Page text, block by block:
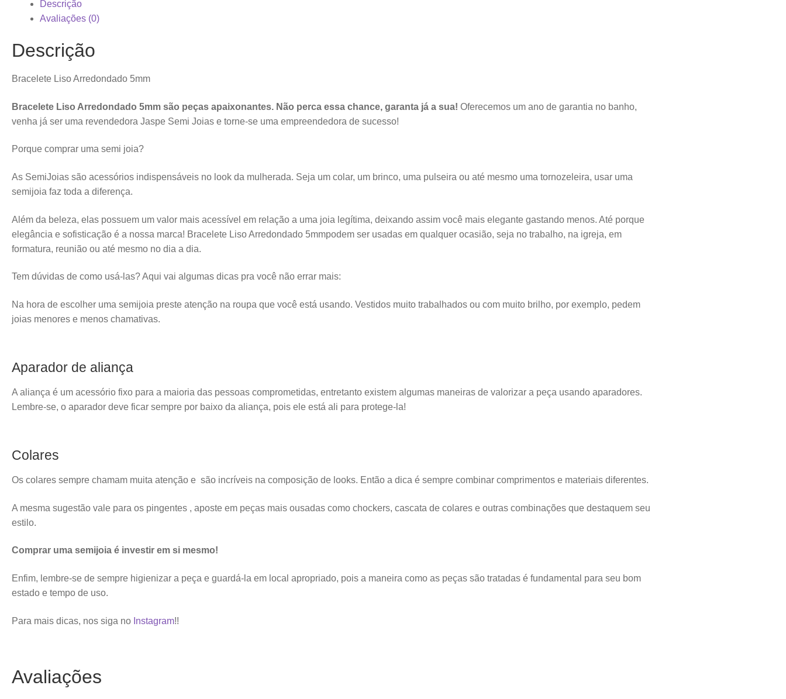
Descrição
Avaliações (0)
Descrição
Bracelete Liso Arredondado 5mm
Bracelete Liso Arredondado 5mm são peças apaixonantes. Não perca essa chance, garanta já a sua! Oferecemos um ano de garantia no banho,
venha já ser uma revendedora Jaspe Semi Joias e torne-se uma empreendedora de sucesso!
Porque comprar uma semi joia?
As SemiJoias são acessórios indispensáveis no look da mulherada. Seja um colar, um brinco, uma pulseira ou até mesmo uma tornozeleira, usar uma
semijoia faz toda a diferença.
Além da beleza, elas possuem um valor mais acessível em relação a uma joia legítima, deixando assim você mais elegante gastando menos. Até porque
elegância e sofisticação é a nossa marca! Bracelete Liso Arredondado 5mmpodem ser usadas em qualquer ocasião, seja no trabalho, na igreja, em
formatura, reunião ou até mesmo no dia a dia.
Tem dúvidas de como usá-las? Aqui vai algumas dicas pra você não errar mais:
Na hora de escolher uma semijoia preste atenção na roupa que você está usando. Vestidos muito trabalhados ou com muito brilho, por exemplo, pedem
joias menores e menos chamativas.
Aparador de aliança
A aliança é um acessório fixo para a maioria das pessoas comprometidas, entretanto existem algumas maneiras de valorizar a peça usando aparadores.
Lembre-se, o aparador deve ficar sempre por baixo da aliança, pois ele está ali para protege-la!
Colares
Os colares sempre chamam muita atenção e são incríveis na composição de looks. Então a dica é sempre combinar comprimentos e materiais diferentes.
A mesma sugestão vale para os pingentes , aposte em peças mais ousadas como chockers, cascata de colares e outras combinações que destaquem seu
estilo.
Comprar uma semijoia é investir em si mesmo!
Enfim, lembre-se de sempre higienizar a peça e guardá-la em local apropriado, pois a maneira como as peças são tratadas é fundamental para seu bom
estado e tempo de uso.
Para mais dicas, nos siga no Instagram!!
Avaliações